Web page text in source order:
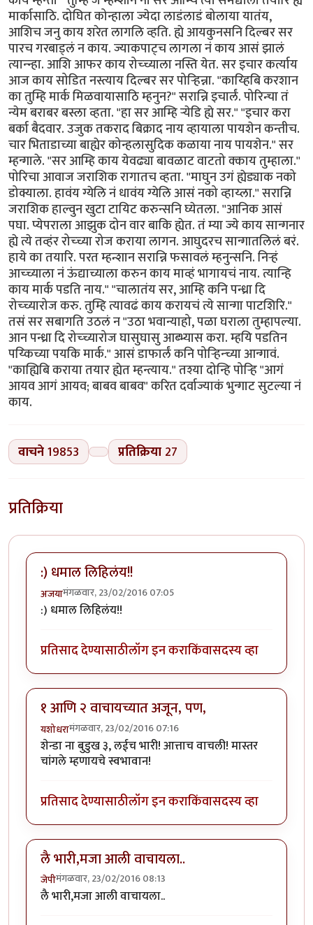
मार्कासाठि. दोघित कोन्हाला ज्येदा लाडंलाडं बोलाया यातंय,
आशिच जनु काय शरेत लागलि व्हति. ह्ये आयकुनसनि दिल्बर सर
पारच गरबाड्लं न काय. ज्याकपाट्च लागला नं काय आसं झालं
त्यान्न्हा. आशि आफर काय रोच्च्याला नस्ति येत. सर इचार कर्त्याय
आज काय सोडित नस्त्याय दिल्बर सर पोर्‍हिन्ना. "काय्हिबि करशान
का तुम्हि मार्क मिळवायासाठि म्हनुन?" सरान्नि इचार्लं. पोरिन्चा तं
न्येम बराबर बस्ला व्हता. "हा सर आम्हि र्‍येडि ह्ये सर." "इचार करा
बर्का बैदवार. उजुक तकराद बिक्राद नाय व्हायाला पायशेन कन्तीच.
चार भिताडाच्या बाह्येर कोन्हलासुदिक कळाया नाय पायशेन." सर
म्हन्गाले. "सर आम्हि काय येवढ्या बावळाट वाटतो क्काय तुम्हाला.''
पोरिचा आवाज जराशिक रागातच व्हता. "माघुन उगं ह्येड्याक नको
डोक्याला. हावंय ग्येलि नं धावंय ग्येलि आसं नको व्हाय्ला.'' सरान्नि
जराशिक हाल्वुन खुटा टायिट करुन्सनि घ्येतला. ''आनिक आसं
पघा. प्येपराला आझुक दोन वार बाकि ह्येत. तं म्या ज्ये काय सान्गनार
ह्ये त्ये तव्हंर रोच्च्या रोज कराया लागन. आघुदरच सान्गातलिलं बरं.
हाये का तयारि. परत म्हन्शान सरान्नि फसावलं म्हनुन्सनि. निर्‍हं
आच्च्याला नं ऊंद्याच्याला करुन काय माव्हं भागायचं नाय. त्यान्हि
काय मार्क पडति नाय." "चालातंय सर, आम्हि कनि पन्ध्रा दि
रोच्च्यारोज करु. तुम्हि त्यावढं काय करायचं त्ये सान्गा पाटशिरि."
तसं सर सबागति उठलं न "उठा भवान्याहो, पळा घराला तुम्हापल्या.
आन पन्ध्रा दि रोच्च्यारोज घासुघासु आब्भ्यास करा. म्हयि पडतिन
पय्किच्या पयकि मार्क." आसं डाफार्लं कनि पोर्‍हिन्च्या आन्गावं.
"काह्यिबि कराया तयार ह्येत म्हन्त्याय." तश्या दोन्हि पोर्‍हि "आगं
आयव आगं आयव; बाबव बाबव" करित दर्वाज्याकं भुन्गाट सुटल्या नं
काय.
वाचने19853 प्रतिक्रिया 27
प्रतिक्रिया
:) धमाल लिहिलंय!!
अजयामंगळवार, 23/02/2016 07:05
:) धमाल लिहिलंय!!
प्रतिसाद देण्यासाठीलॉग इन कराकिंवासदस्य व्हा
१ आणि २ वाचायच्यात अजून, पण,
यशोधरामंगळवार, 23/02/2016 07:16
शेन्डा ना बुडुख ३, लईच भारी! आत्ताच वाचली! मास्तर
चांगले म्हणायचे स्वभावान!
प्रतिसाद देण्यासाठीलॉग इन कराकिंवासदस्य व्हा
लै भारी,मजा आली वाचायला..
जेपीमंगळवार, 23/02/2016 08:13
लै भारी,मजा आली वाचायला..